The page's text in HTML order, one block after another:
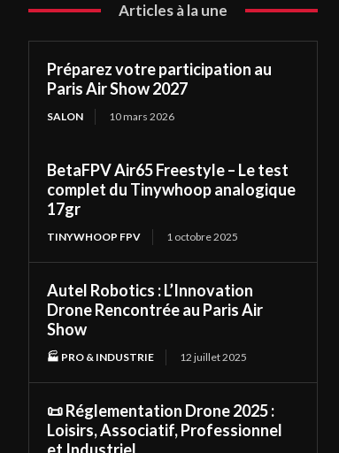
Articles à la une
Préparez votre participation au
Paris Air Show 2027
SALON 10 mars 2026
BetaFPV Air65 Freestyle – Le test
complet du Tinywhoop analogique
17gr
TINYWHOOP FPV 1 octobre 2025
Autel Robotics : L’Innovation
Drone Rencontrée au Paris Air
Show
🏭 PRO & INDUSTRIE 12 juillet 2025
📜 Réglementation Drone 2025 :
Loisirs, Associatif, Professionnel